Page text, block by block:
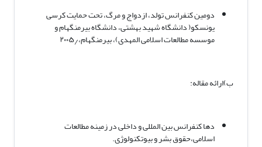
دومین کنفرانس تولد، ازدواج و مرگ، تحت حمایت کرسی
یونسکو( دانشگاه شهید بهشتی، دانشگاه بیرمنگهام و
موسسه مطالعات اسلامی المهدی)، بیرمنگهام،۲۰۰۵٫
ب)ارائه مقاله:
دها کنفرانس بین المللی و داخلی در زمینه مطالعات
اسلامی،حقوق بشر و بیوتکنولوژی.